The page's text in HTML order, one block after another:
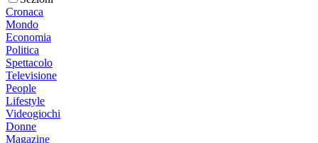
Cronaca
Mondo
Economia
Politica
Spettacolo
Televisione
People
Lifestyle
Videogiochi
Donne
Magazine